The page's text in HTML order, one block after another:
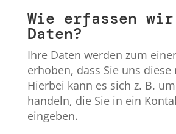
Wie erfassen
Daten?
Ihre Daten werden zum
erhoben, dass Sie uns
Hierbei kann es sich z. B.
handeln, die Sie in ein
eingeben.